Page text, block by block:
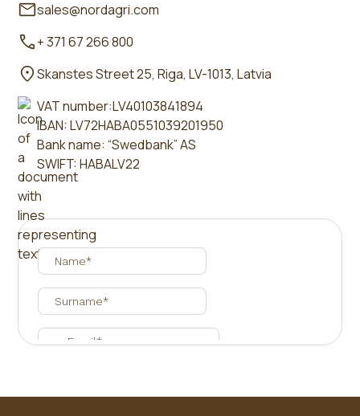
sales@nordagri.com
+ 371 67 266 800
Skanstes Street 25, Riga, LV-1013, Latvia
VAT number:LV40103841894
IBAN: LV72HABA0551039201950
Bank name: “Swedbank” AS
SWIFT: HABALV22